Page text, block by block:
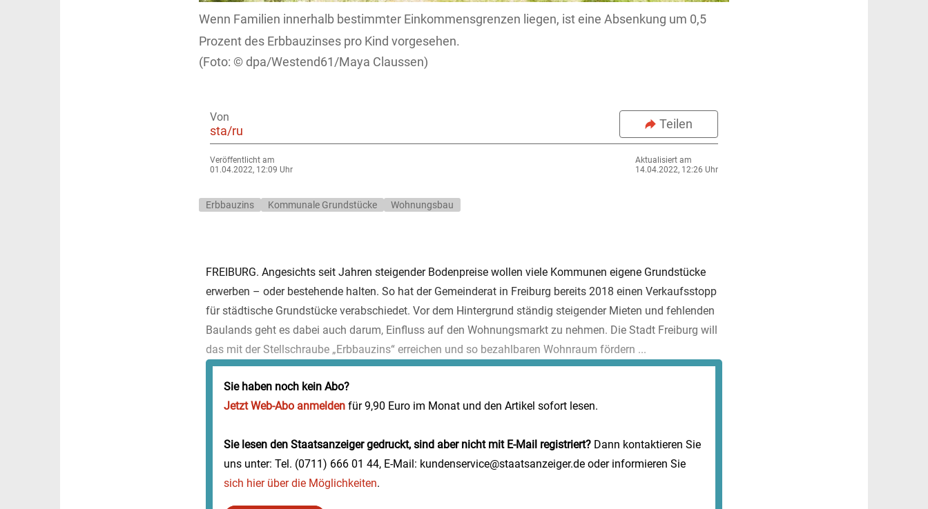
Wenn Familien innerhalb bestimmter Einkommensgrenzen liegen, ist eine Absenkung um 0,5
Prozent des Erbbauzinses pro Kind vorgesehen.
dpa/Westend61/Maya Claussen)
Von
sta/ru Teilen
Veröffentlicht am
01.04.2022, 12:09 Uhr
Aktualisiert am
14.04.2022, 12:26 Uhr
Erbbauzins Kommunale Grundstücke Wohnungsbau
FREIBURG. Angesichts seit Jahren steigender Bodenpreise wollen viele Kommunen eigene Grundstücke
erwerben – oder bestehende halten. So hat der Gemeinderat in Freiburg bereits 2018 einen Verkaufsstopp
für städtische Grundstücke verabschiedet. Vor dem Hintergrund ständig steigender Mieten und fehlenden
Baulands geht es dabei auch darum, Einfluss auf den Wohnungsmarkt zu nehmen. Die Stadt Freiburg will
das mit der Stellschraube „Erbbauzins“ erreichen und so bezahlbaren Wohnraum fördern ...
Sie haben noch kein Abo?
Jetzt Web-Abo anmelden für 9,90 Euro im Monat und den Artikel sofort lesen.
Sie lesen den Staatsanzeiger gedruckt, sind aber nicht mit E-Mail registriert? Dann kontaktieren Sie
uns unter: Tel. (0711) 666 01 44, E-Mail: kundenservice@staatsanzeiger.de oder informieren Sie
sich hier über die Möglichkeiten.